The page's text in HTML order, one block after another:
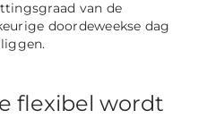
van de
doordeweekse dag
flexibel wordt